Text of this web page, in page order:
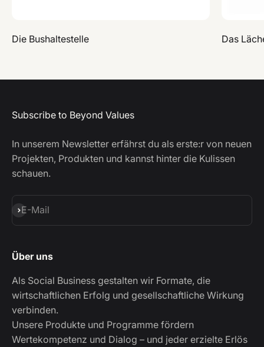
Die Bushaltestelle Das
Subscribe to Beyond Values
In unserem Newsletter erfährst du als erste:r von neuen
Projekten, Produkten und kannst hinter die Kulissen
schauen.
E-Mail
Abonnieren
Über uns
Als Social Business gestalten wir Formate, die
wirtschaftlichen Erfolg und gesellschaftliche Wirkung
verbinden.
Unsere Produkte und Programme fördern
Wertekompetenz und Dialog – und jeder erzielte Erlös